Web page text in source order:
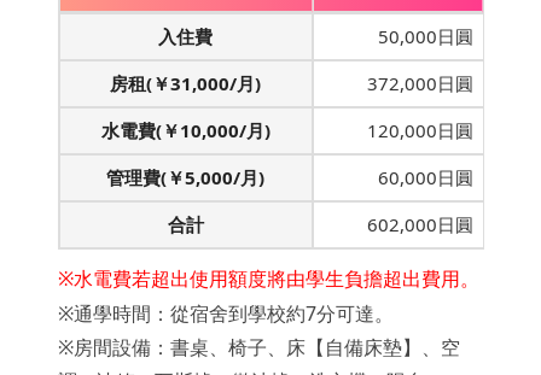
入住費
50,000日圓
房租(￥31,000/月)
372,000日圓
水電費(￥10,000/月)
120,000日圓
管理費(￥5,000/月)
60,000日圓
合計
602,000日圓
※水電費若超出使用額度將由學生負擔超出費用。
※通學時間：從宿舍到學校約7分可達。
※房間設備：書桌、椅子、床【自備床墊】、空